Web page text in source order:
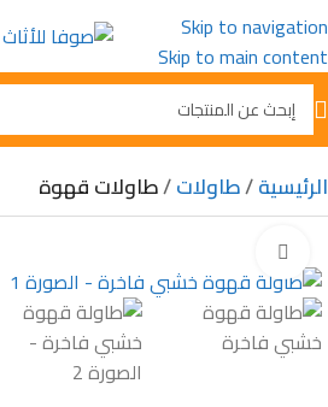
Skip to navigation
Skip to main content
الرئيسية طاولات طاولات قهوة